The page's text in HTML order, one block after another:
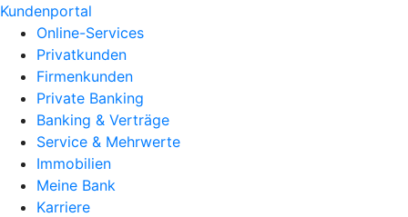
Kundenportal
Online-Services
Privatkunden
Firmenkunden
Private Banking
Banking & Verträge
Service & Mehrwerte
Immobilien
Meine Bank
Karriere